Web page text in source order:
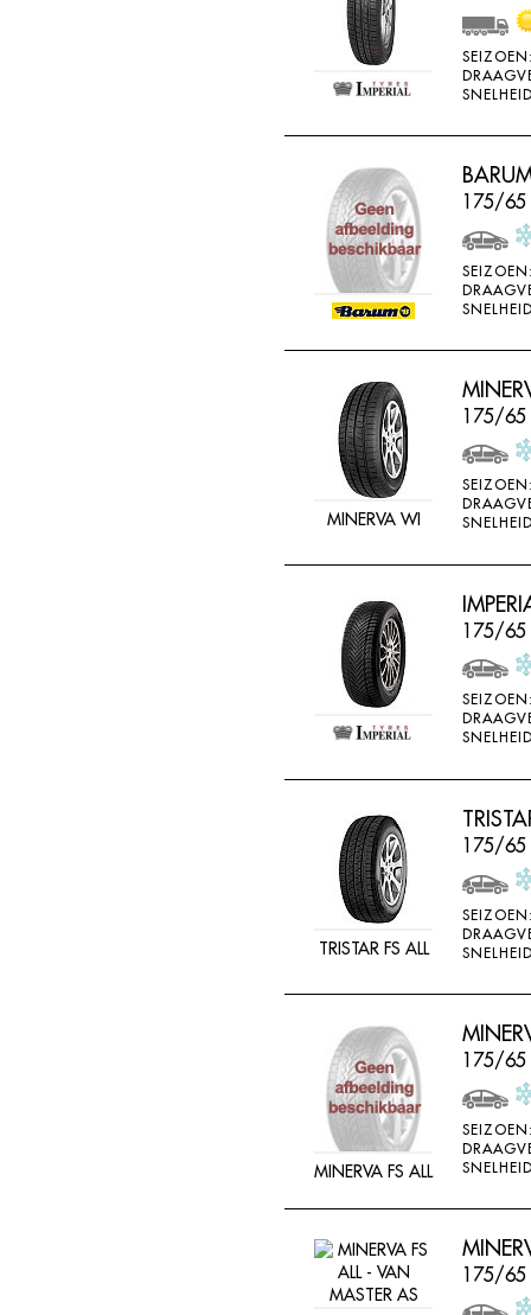
175/65
MINERVA WI
175/65
175/65
TRISTAR FS ALL
175/65
MINERVA FS ALL
175/65
175/65